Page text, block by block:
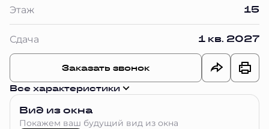
Этаж 15
Сдача 1 кв. 2027
Заказать звонок
Все характеристики
Вид из окна
Покажем ваш будущий вид из окна